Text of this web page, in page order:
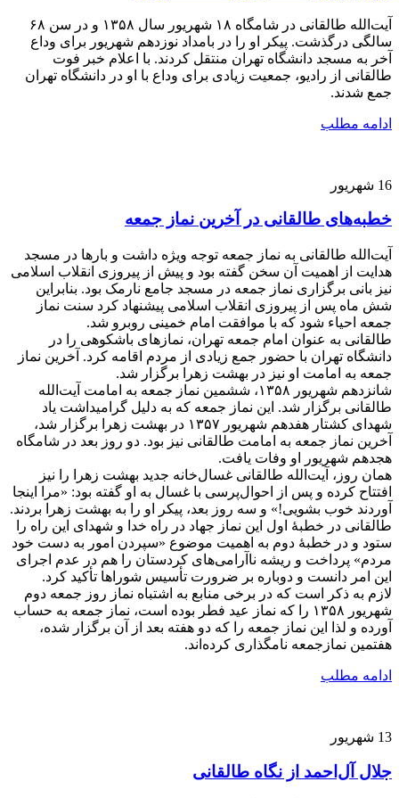
آیت‌الله طالقانی در شامگاه ۱۸ شهریور سال ۱۳۵۸ و در سن ۶۸
سالگی درگذشت. پیکر او را در بامداد نوزدهم شهریور برای وداع
آخر به مسجد دانشگاه تهران منتقل کردند. با اعلام خبر فوت
طالقانی از رادیو، جمعیت زیادی برای وداع با او در دانشگاه تهران
جمع شدند.
ادامه مطلب
16 شهریور
خطبه‌های طالقانی در آخرین نماز جمعه
آیت‌الله طالقانی به نماز جمعه توجه ویژه داشت و بارها در مسجد
هدایت از اهمیت آن سخن گفته بود و پیش از پیروزی انقلاب اسلامی
نیز بانی برگزاری نماز جمعه در مسجد جامع نارمک بود. بنابراین
شش ماه پس از پیروزی انقلاب اسلامی پیشنهاد کرد سنت نماز
جمعه احیاء شود که با موافقت امام خمینی روبرو شد.
طالقانی به عنوان امام جمعه تهران، نمازهای باشکوهی را در
دانشگاه تهران با حضور جمع زیادی از مردم اقامه کرد. آخرین نماز
جمعه به امامت او نیز در بهشت زهرا برگزار شد.
شانزدهم شهریور ۱۳۵۸، ششمین نماز جمعه به امامت آیت‌الله
طالقانی برگزار شد. این نماز جمعه که به دلیل گرامیداشت یاد
شهدای کشتار هفدهم شهریور ۱۳۵۷ در بهشت زهرا برگزار شد،
آخرین نماز جمعه به امامت طالقانی نیز بود. دو روز بعد در شامگاه
هجدهم شهریور او وفات یافت.
همان روز، آیت‌الله طالقانی غسال‌خانه جدید بهشت زهرا را نیز
افتتاح کرده و پس از احوال‌پرسی با غسال به او گفته بود: «مرا اینجا
آوردند خوب بشویی!» و سه روز بعد، پیکر او را به بهشت زهرا بردند.
طالقانی در خطبۀ اول این نماز جهاد در راه خدا و شهدای این راه را
ستود و در خطبۀ دوم به اهمیت موضوع «سپردن امور به دست خود
مردم» پرداخت و ریشه ناآرامی‌های کردستان را هم در عدم اجرای
این امر دانست و دوباره بر ضرورت تأسیس شوراها تأکید کرد.
لازم به ذکر است که در برخی منابع به اشتباه نماز روز جمعه دوم
شهریور ۱۳۵۸ را که نماز عید فطر بوده است، نماز جمعه به حساب
آورده و لذا این نماز جمعه را که دو هفته بعد از آن برگزار شده،
هفتمین نمازجمعه نامگذاری کرده‌اند.
ادامه مطلب
13 شهریور
جلال آل‌احمد از نگاه طالقانی